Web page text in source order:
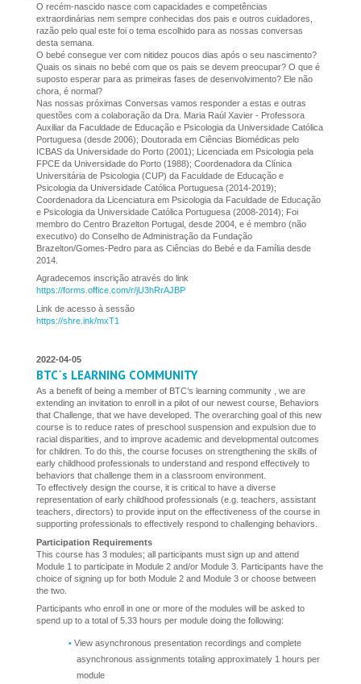
O recém-nascido nasce com capacidades e competências
extraordinárias nem sempre conhecidas dos pais e outros cuidadores,
razão pelo qual este foi o tema escolhido para as nossas conversas
desta semana.
O bebé consegue ver com nitidez poucos dias após o seu nascimento?
Quais os sinais no bebé com que os pais se devem preocupar? O que é
suposto esperar para as primeiras fases de desenvolvimento? Ele não
chora, é normal?
Nas nossas próximas Conversas vamos responder a estas e outras
questões com a colaboração da Dra. Maria Raúl Xavier - Professora
Auxiliar da Faculdade de Educação e Psicologia da Universidade Católica
Portuguesa (desde 2006); Doutorada em Ciências Biomédicas pelo
ICBAS da Universidade do Porto (2001); Licenciada em Psicologia pela
FPCE da Universidade do Porto (1988); Coordenadora da Clínica
Universitária de Psicologia (CUP) da Faculdade de Educação e
Psicologia da Universidade Católica Portuguesa (2014-2019);
Coordenadora da Licenciatura em Psicologia da Faculdade de Educação
e Psicologia da Universidade Católica Portuguesa (2008-2014); Foi
membro do Centro Brazelton Portugal, desde 2004, e é membro (não
executivo) do Conselho de Administração da Fundação
Brazelton/Gomes-Pedro para as Ciências do Bebé e da Família desde
2014.
Agradecemos inscrição através do link
https://forms.office.com/r/jU3hRrAJBP
Link de acesso à sessão
https://shre.ink/mxT1
2022-04-05
BTC´s LEARNING COMMUNITY
As a benefit of being a member of BTC’s learning community , we are
extending an invitation to enroll in a pilot of our newest course, Behaviors
that Challenge, that we have developed. The overarching goal of this new
course is to reduce rates of preschool suspension and expulsion due to
racial disparities, and to improve academic and developmental outcomes
for children. To do this, the course focuses on strengthening the skills of
early childhood professionals to understand and respond effectively to
behaviors that challenge them in a classroom environment.
To effectively design the course, it is critical to have a diverse
representation of early childhood professionals (e.g. teachers, assistant
teachers, directors) to provide input on the effectiveness of the course in
supporting professionals to effectively respond to challenging behaviors.
Participation Requirements
This course has 3 modules; all participants must sign up and attend
Module 1 to participate in Module 2 and/or Module 3. Participants have the
choice of signing up for both Module 2 and Module 3 or choose between
the two.
Participants who enroll in one or more of the modules will be asked to
spend up to a total of 5.33 hours per module doing the following:
View asynchronous presentation recordings and complete
asynchronous assignments totaling approximately 1 hours per
module